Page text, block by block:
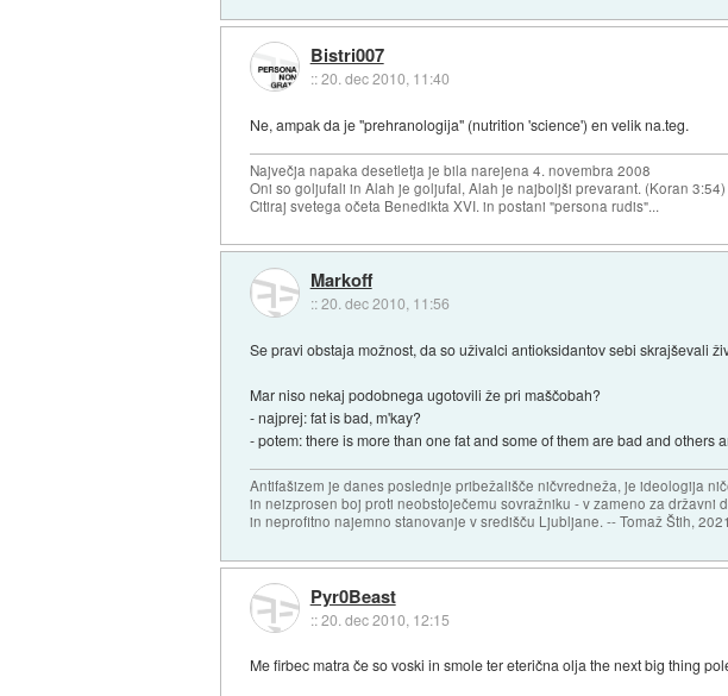
Bistri007
::20. dec 2010, 11:40
Ne, ampak da je "prehranologija" (nutrition 'science') en velik na.teg.
Največja napaka desetletja je bila narejena 4. novembra 2008
Oni so goljufali in Alah je goljufal, Alah je najboljši prevarant. (Koran 3:54)
Citiraj svetega očeta Benedikta XVI. in postani "persona rudis"...
Markoff
::20. dec 2010, 11:56
Se pravi obstaja možnost, da so uživalci antioksidantov sebi skrajševali
Mar niso nekaj podobnega ugotovili že pri maščobah?
- najprej: fat is bad, m'kay?
- potem: there is more than one fat and some of them are bad and others
Antifašizem je danes poslednje pribežališče ničvredneža, je ideologija
in neizprosen boj proti neobstoječemu sovražniku - v zameno za državni
in neprofitno najemno stanovanje v središču Ljubljane. -- Tomaž Štih, 2021
Pyr0Beast
::20. dec 2010, 12:15
Me firbec matra če so voski in smole ter eterična olja the next big thing